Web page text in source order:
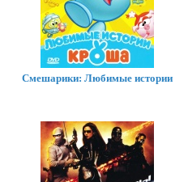
Смешарики: Любимые истории